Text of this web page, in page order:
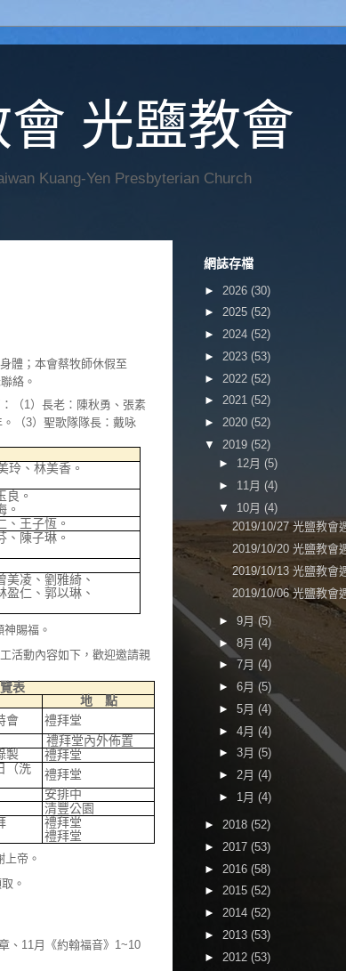
光鹽教會
Kuang-Yen Presbyterian Church
體；本會蔡牧師休假至
絡。
（1）長老：陳秋勇、張素
（3）聖歌隊隊長：戴咏
玲、林美香。
良。
。
、王子恆。
、陳子琳。
凌、劉雅綺、
、郭以琳、
賜福。
活動內容如下，歡迎邀請親
表
地 點
會
禮拜堂
禮拜堂內外佈置
製 禮拜堂
（洗
禮拜堂
安排中
清豐公園
禮拜堂
禮拜堂
帝。
。
、11月《約翰福音》1~10
網誌存檔
► 2026 (30)
► 2025 (52)
► 2024 (52)
► 2023 (53)
► 2022 (52)
► 2021 (52)
► 2020 (52)
▼ 2019 (52)
► 12月 (5)
► 11月 (4)
▼ 10月 (4)
2019/10/27 光鹽教會
2019/10/20 光鹽教會
2019/10/13 光鹽教會
2019/10/06 光鹽教會
► 9月 (5)
► 8月 (4)
► 7月 (4)
► 6月 (5)
► 5月 (4)
► 4月 (4)
► 3月 (5)
► 2月 (4)
► 1月 (4)
► 2018 (52)
► 2017 (53)
► 2016 (58)
► 2015 (52)
► 2014 (52)
► 2013 (53)
► 2012 (53)